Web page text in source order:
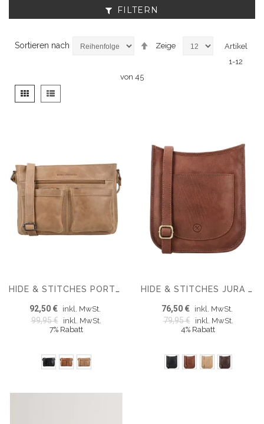
FILTERN
Sortieren nach
Absteigend
sortieren
Zeige
Artikel
1-12
von 45
Anzeigen
als
Liste Liste
HIDE & STITCHES PORTO SCHULTERTASCHE AUS LEDER
92,50 € inkl. MwSt.
99,95 €
inkl. MwSt.
7% Rabatt
HIDE & STITCHES JURA CROSSBODY TASCHE
76,50 € inkl. MwSt.
79,95 €
inkl. MwSt.
4% Rabatt